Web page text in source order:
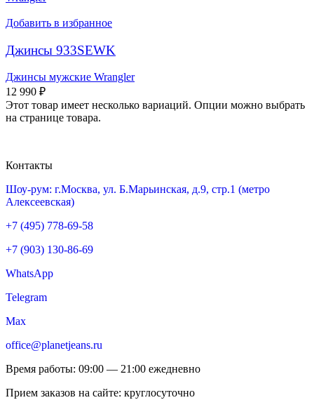
Добавить в избранное
Джинсы 933SEWK
Джинсы мужские Wrangler
12 990 ₽
Этот товар имеет несколько вариаций. Опции можно выбрать
на странице товара.
Контакты
Шоу-рум: г.Москва, ул. Б.Марьинская, д.9, стр.1 (метро
Алексеевская)
+7 (495) 778-69-58
+7 (903) 130-86-69
WhatsApp
Telegram
Max
office@planetjeans.ru
Время работы: 09:00 — 21:00 ежедневно
Прием заказов на сайте: круглосуточно